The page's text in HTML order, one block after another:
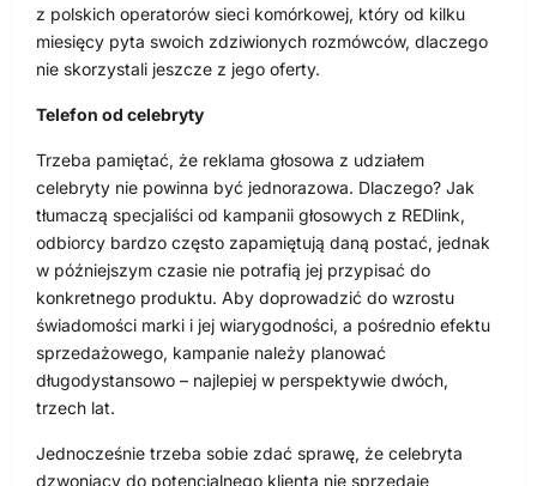
z polskich operatorów sieci komórkowej, który od kilku
miesięcy pyta swoich zdziwionych rozmówców, dlaczego
nie skorzystali jeszcze z jego oferty.
Telefon od celebryty
Trzeba pamiętać, że reklama głosowa z udziałem
celebryty nie powinna być jednorazowa. Dlaczego? Jak
tłumaczą specjaliści od kampanii głosowych z REDlink,
odbiorcy bardzo często zapamiętują daną postać, jednak
w późniejszym czasie nie potrafią jej przypisać do
konkretnego produktu. Aby doprowadzić do wzrostu
świadomości marki i jej wiarygodności, a pośrednio efektu
sprzedażowego, kampanie należy planować
długodystansowo – najlepiej w perspektywie dwóch,
trzech lat.
Jednocześnie trzeba sobie zdać sprawę, że celebryta
dzwoniący do potencjalnego klienta nie sprzedaje